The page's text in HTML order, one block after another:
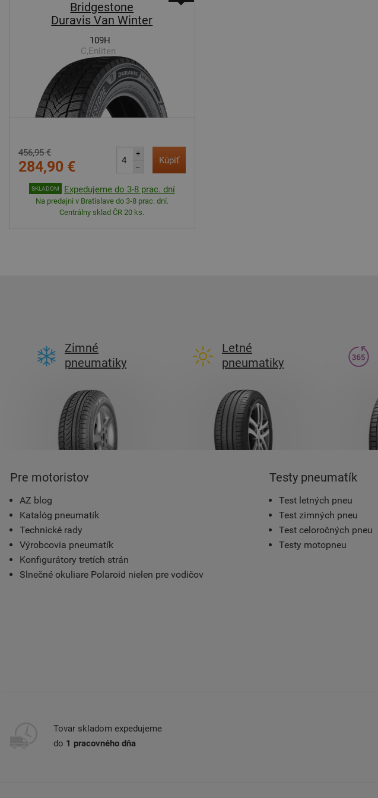
Bridgestone
Duravis Van Winter
109H
C,Enliten
456,95 €
284,90 €
+
–
Kúpiť
SKLADOM Expedujeme do 3-8 prac. dní
Na predajni v Bratislave do 3-8 prac. dní.
Centrálny sklad ČR 20 ks.
Zimné
pneumatiky
Letné
pneumatiky
Pre motoristov
AZ blog
Katalóg pneumatík
Technické rady
Výrobcovia pneumatík
Konfigurátory tretích strán
Slnečné okuliare Polaroid nielen pre vodičov
Testy pneumatík
Test letných pneu
Test zimných pneu
Test celoročných pneu
Testy motopneu
Tovar skladom expedujeme
do 1 pracovného dňa